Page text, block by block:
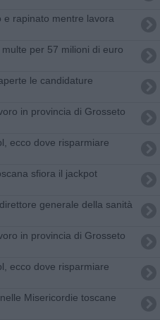
e rapinato mentre lavora
per 57 milioni di euro
le candidature
in provincia di Grosseto
ecco dove risparmiare
sfiora il jackpot
generale della sanità
in provincia di Grosseto
ecco dove risparmiare
Misericordie toscane